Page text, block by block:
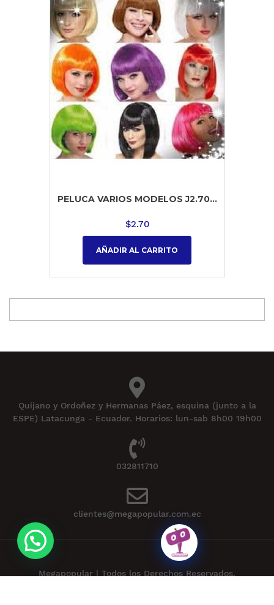
PELUCA VARIOS MODELOS J2.70...
$2.70
AÑADIR AL CARRITO
Quijano y Ordoñez y Hermanas Páez, esquina (junto a la
ESPE) Latacunga - Ecuador. Horarios: lun-sab 8h00 19h00
032811710
clientes@megapopular.com.ec
Megapopular | Todos los Derechos Reservados.